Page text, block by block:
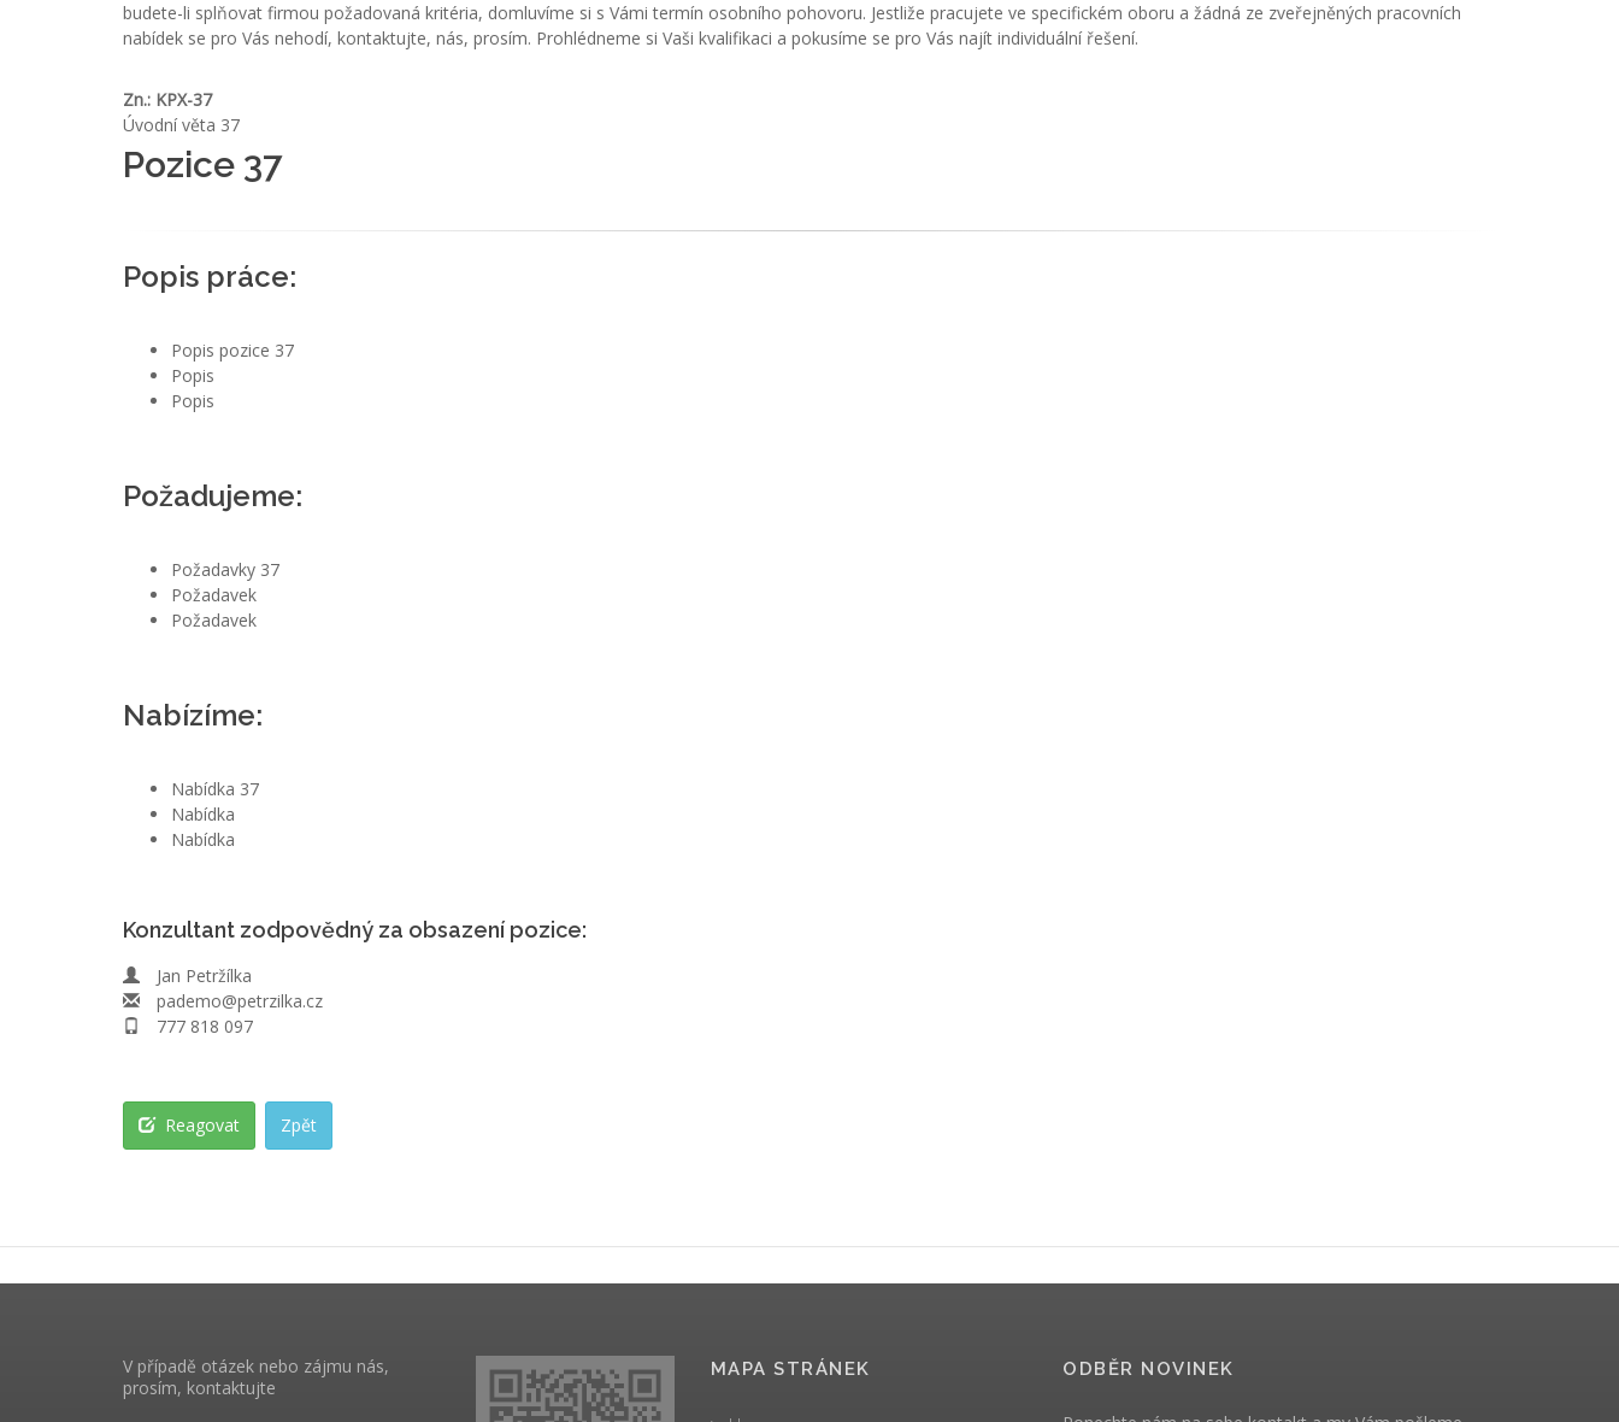
budete-li splňovat firmou požadovaná kritéria, domluvíme si s Vámi termín osobního pohovoru. Jestliže pracujete ve specifickém oboru a žádná ze zveřejněných pracovních
nabídek se pro Vás nehodí, kontaktujte, nás, prosím. Prohlédneme si Vaši kvalifikaci a pokusíme se pro Vás najít individuální řešení.
Zn.: KPX-37
Úvodní věta 37
Pozice 37
Popis práce:
Popis pozice 37
Popis
Popis
Požadujeme:
Požadavky 37
Požadavek
Požadavek
Nabízíme:
Nabídka 37
Nabídka
Nabídka
Konzultant zodpovědný za obsazení pozice:
Jan Petržílka
pademo@petrzilka.cz
777 818 097
Reagovat Zpět
V případě otázek nebo zájmu nás,
prosím, kontaktujte
MAPA STRÁNEK ODBĚR NOVINEK